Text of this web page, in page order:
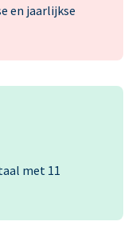
en jaarlijkse
met 11